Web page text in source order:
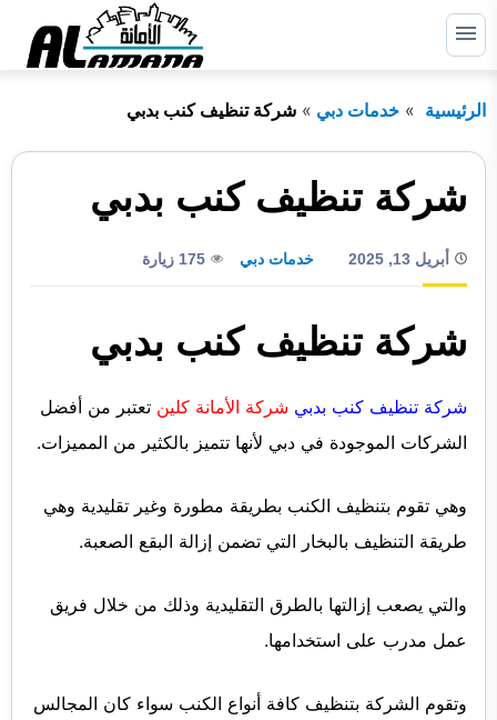
التجاوز
إلى القائمة
عن:
ابحث
الرئيسية
راس الخيمة
أم القيوين
الفجيرة
الرئيسية خدمات دبي شركة تنظيف كنب بدبي
شركة تنظيف كنب بدبي
أبريل 13, 2025 خدمات دبي 175 زيارة
شركة تنظيف كنب بدبي
شركة تنظيف كنب بدبي شركة الأمانة كلين تعتبر من أفضل
الشركات الموجودة في دبي لأنها تتميز بالكثير من المميزات.
وهي تقوم بتنظيف الكنب بطريقة مطورة وغير تقليدية وهي
طريقة التنظيف بالبخار التي تضمن إزالة البقع الصعبة.
والتي يصعب إزالتها بالطرق التقليدية وذلك من خلال فريق
عمل مدرب على استخدامها.
وتقوم الشركة بتنظيف كافة أنواع الكنب سواء كان المجالس